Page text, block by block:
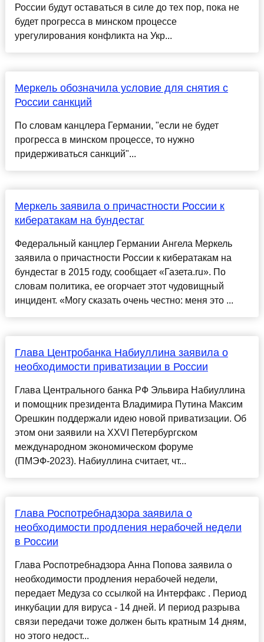
России будут оставаться в силе до тех пор, пока не
будет прогресса в минском процессе
урегулирования конфликта на Укр...
Меркель обозначила условие для снятия с
России санкций
По словам канцлера Германии, "если не будет
прогресса в минском процессе, то нужно
придерживаться санкций"...
Меркель заявила о причастности России к
кибератакам на бундестаг
Федеральный канцлер Германии Ангела Меркель
заявила о причастности России к кибератакам на
бундестаг в 2015 году, сообщает «Газета.ru». По
словам политика, ее огорчает этот чудовищный
инцидент. «Могу сказать очень честно: меня это ...
Глава Центробанка Набиуллина заявила о
необходимости приватизации в России
Глава Центрального банка РФ Эльвира Набиуллина
и помощник президента Владимира Путина Максим
Орешкин поддержали идею новой приватизации. Об
этом они заявили на XXVI Петербургском
международном экономическом форуме
(ПМЭФ-2023). Набиуллина считает, чт...
Глава Роспотребнадзора заявила о
необходимости продления нерабочей недели
в России
Глава Роспотребнадзора Анна Попова заявила о
необходимости продления нерабочей недели,
передает Медуза со ссылкой на Интерфакс . Период
инкубации для вируса - 14 дней. И период разрыва
связи передачи тоже должен быть кратным 14 дням,
но этого недост...